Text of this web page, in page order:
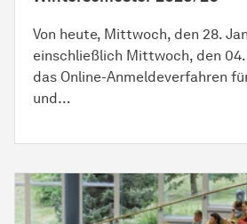
Von heute, Mittwoch, den 28.
einschließlich Mittwoch, den
das Online-Anmeldeverfahren
und…